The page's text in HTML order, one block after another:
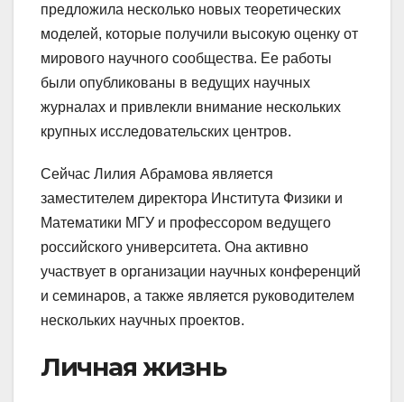
предложила несколько новых теоретических
моделей, которые получили высокую оценку от
мирового научного сообщества. Ее работы
были опубликованы в ведущих научных
журналах и привлекли внимание нескольких
крупных исследовательских центров.
Сейчас Лилия Абрамова является
заместителем директора Института Физики и
Математики МГУ и профессором ведущего
российского университета. Она активно
участвует в организации научных конференций
и семинаров, а также является руководителем
нескольких научных проектов.
Личная жизнь